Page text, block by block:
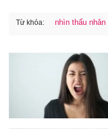
Từ khóa: nhìn thấu nhân